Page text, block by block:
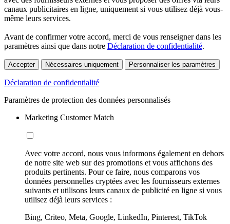
canaux publicitaires en ligne, uniquement si vous utilisez déjà vous-
même leurs services.
Avant de confirmer votre accord, merci de vous renseigner dans les
paramètres ainsi que dans notre Déclaration de confidentialité.
Accepter Nécessaires uniquement Personnaliser les paramètres
Déclaration de confidentialité
Paramètres de protection des données personnalisés
Marketing Customer Match
Avec votre accord, nous vous informons également en dehors
de notre site web sur des promotions et vous affichons des
produits pertinents. Pour ce faire, nous comparons vos
données personnelles cryptées avec les fournisseurs externes
suivants et utilisons leurs canaux de publicité en ligne si vous
utilisez déjà leurs services :
Bing, Criteo, Meta, Google, LinkedIn, Pinterest, TikTok